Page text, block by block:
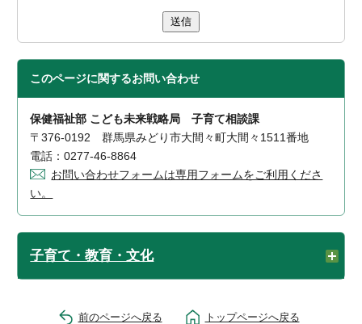
送信
このページに関するお問い合わせ
保健福祉部 こども未来戦略局 子育て相談課
〒376-0192 群馬県みどり市大間々町大間々1511番地
電話：0277-46-8864
お問い合わせフォームは専用フォームをご利用くださ
い。
子育て・教育・文化
前のページへ戻る トップページへ戻る